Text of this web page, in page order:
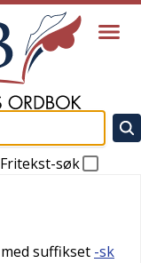
Fritekst-søk
med suffikset -sk